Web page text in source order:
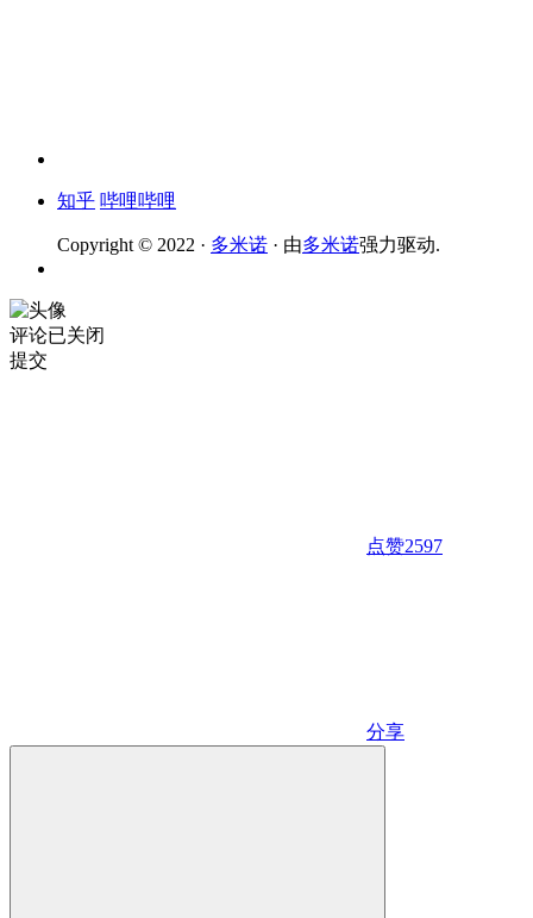
知乎 哔哩哔哩
Copyright © 2022 · 多米诺 · 由多米诺强力驱动.
评论已关闭
提交
点赞2597
分享